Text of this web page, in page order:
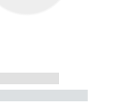
-----------